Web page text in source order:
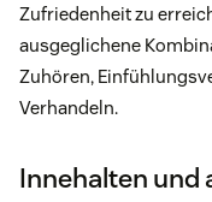
Zufriedenheit zu
ausgeglichene
Zuhören,
Verhandeln.
Innehalten und